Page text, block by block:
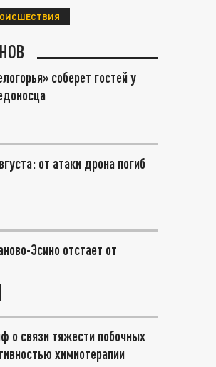
соберет гостей у
от атаки дрона погиб
Эсино отстает от
о связи тяжести побочных
химиотерапии